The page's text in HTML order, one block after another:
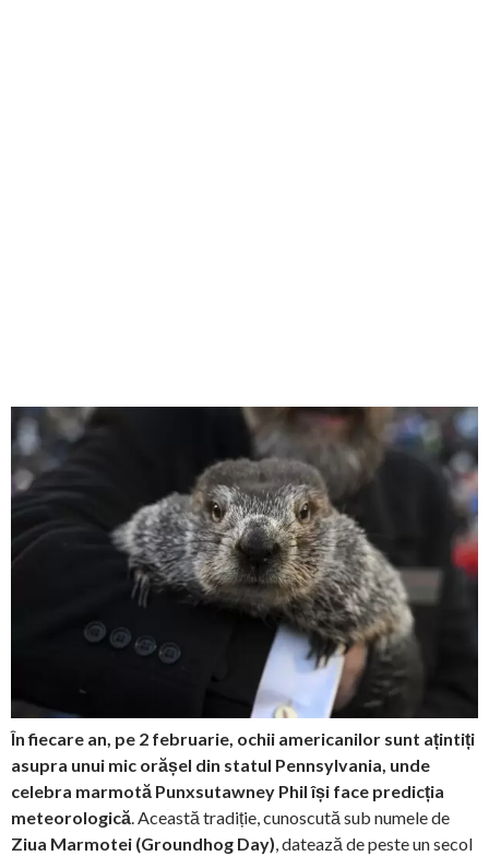
În fiecare an, pe 2 februarie, ochii americanilor sunt ațintiți
asupra unui mic orășel din statul Pennsylvania, unde
celebra marmotă Punxsutawney Phil își face predicția
meteorologică. Această tradiție, cunoscută sub numele de
Ziua Marmotei (Groundhog Day), datează de peste un secol